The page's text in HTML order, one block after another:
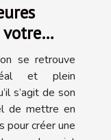
votre
se retrouve
et plein
s’agit de son
de mettre en
créer une